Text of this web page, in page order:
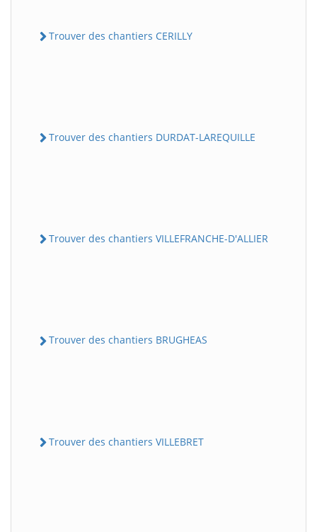
Trouver des chantiers CERILLY
Trouver des chantiers DURDAT-LAREQUILLE
Trouver des chantiers VILLEFRANCHE-D'ALLIER
Trouver des chantiers BRUGHEAS
Trouver des chantiers VILLEBRET